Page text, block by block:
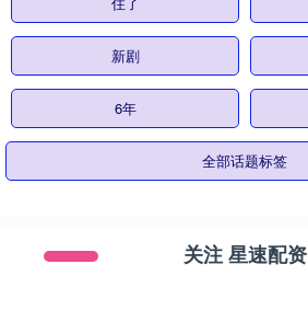
新剧
6年
全部话题标签
关注 星速配资